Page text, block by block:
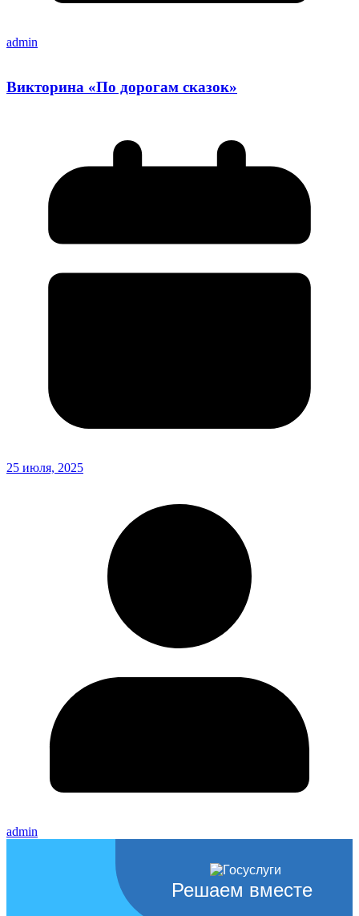
admin
Викторина «По дорогам сказок»
25 июля, 2025
admin
Решаем вместе